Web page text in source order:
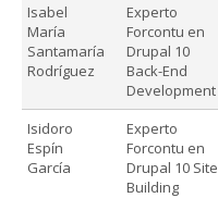
Isabel
María
Santamaría
Rodríguez
Experto
Forcontu en
Drupal 10
Back-End
Development
Isidoro
Espín
García
Experto
Forcontu en
Drupal 10 Site
Building